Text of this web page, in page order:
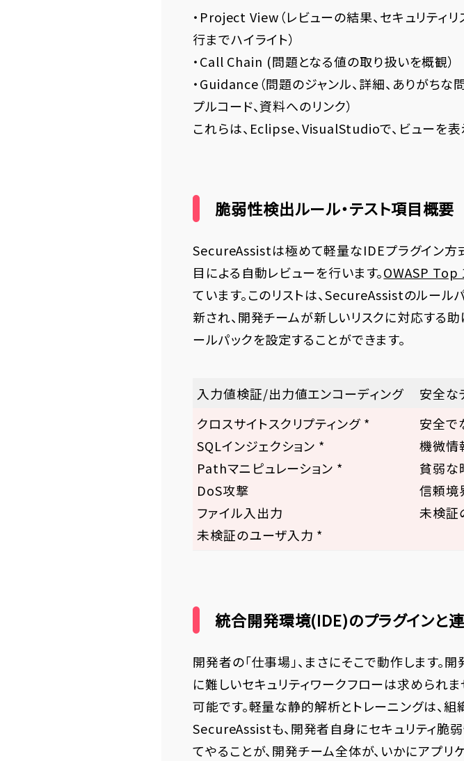
・Project View（レビューの結果、セキュリテ
行までハイライト）
・Call Chain (問題となる値の取り扱いを概観）
・Guidance（問題のジャンル、詳細、ありがち
プルコード、資料へのリンク）
これらは、Eclipse、VisualStudioで、ビューを
脆弱性検出ルール・テスト項目概要
SecureAssistは極めて軽量なIDEプラグイン方
目による自動レビューを行います。OWASP
ています。このリストは、SecureAssistのルー
新され、開発チームが新しいリスクに対応する
ールパックを設定することができます。
入力値検証/出力値エンコーディング 安全な
クロスサイトスクリプティング *
SQLインジェクション *
Pathマニピュレーション *
DoS攻撃
ファイル入出力
未検証のユーザ入力 *
安全で
機微情
貧弱な
信頼境
未検証
統合開発環境(IDE)のプラグインと
開発者の「仕事場」、まさにそこで動作します。
に難しいセキュリティワークフローは求められ
可能です。軽量な静的解析とトレーニングは、組
SecureAssistも、開発者自身にセキュリティ脆
てやることが、開発チーム全体が、いかにアプ